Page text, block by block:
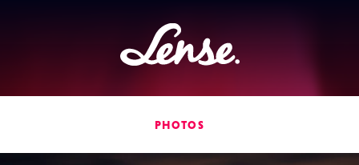
Lense
PHOTOS